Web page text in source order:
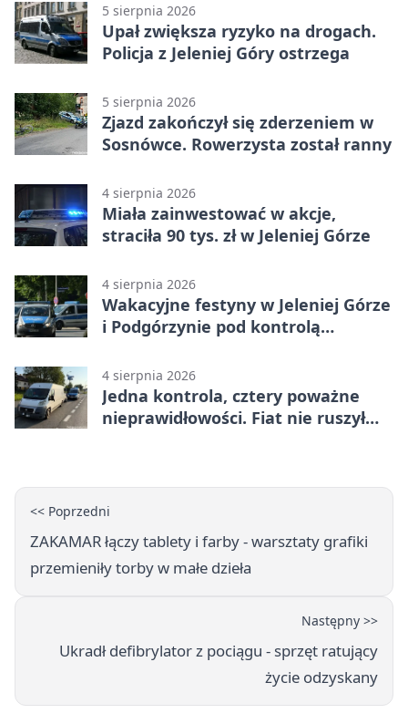
5 sierpnia 2026
Upał zwiększa ryzyko na drogach.
Policja z Jeleniej Góry ostrzega
5 sierpnia 2026
Zjazd zakończył się zderzeniem w
Sosnówce. Rowerzysta został ranny
4 sierpnia 2026
Miała zainwestować w akcje,
straciła 90 tys. zł w Jeleniej Górze
4 sierpnia 2026
Wakacyjne festyny w Jeleniej Górze
i Podgórzynie pod kontrolą
4 sierpnia 2026
Jedna kontrola, cztery poważne
nieprawidłowości. Fiat nie ruszył
<< Poprzedni
ZAKAMAR łączy tablety i farby - warsztaty grafiki
przemieniły torby w małe dzieła
Następny >>
Ukradł defibrylator z pociągu - sprzęt ratujący
życie odzyskany